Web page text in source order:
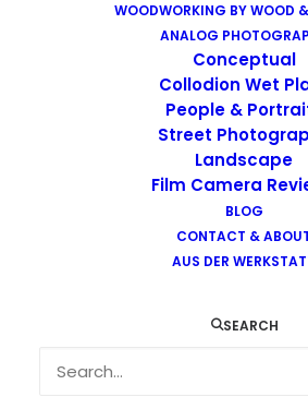
WOODWORKING BY WOOD
ANALOG
Conceptual
Collodion Wet
People &
Street
Landscape
Film Camera
BLOG
CONTACT &
AUS DER
SEARCH
Images tagged
Images tagged "city"